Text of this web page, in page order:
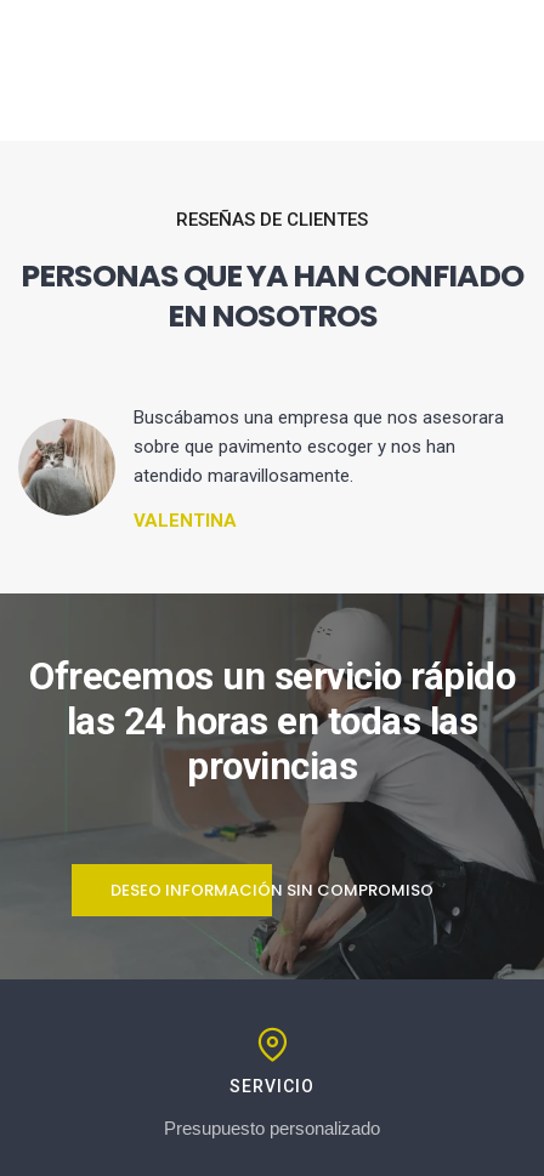
RESEÑAS DE CLIENTES
PERSONAS QUE YA HAN CONFIADO
EN NOSOTROS
Buscábamos una empresa que nos asesorara
sobre que pavimento escoger y nos han
atendido maravillosamente.
VALENTINA
Ofrecemos un servicio rápido
las 24 horas en todas las
provincias
DESEO INFORMACIÓN SIN COMPROMISO
SERVICIO
Presupuesto personalizado